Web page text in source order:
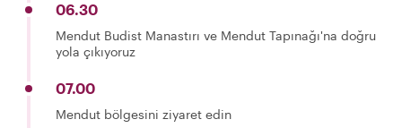
06.30
Mendut Budist Manastırı ve Mendut Tapınağı'na doğru
yola çıkıyoruz
07.00
Mendut bölgesini ziyaret edin